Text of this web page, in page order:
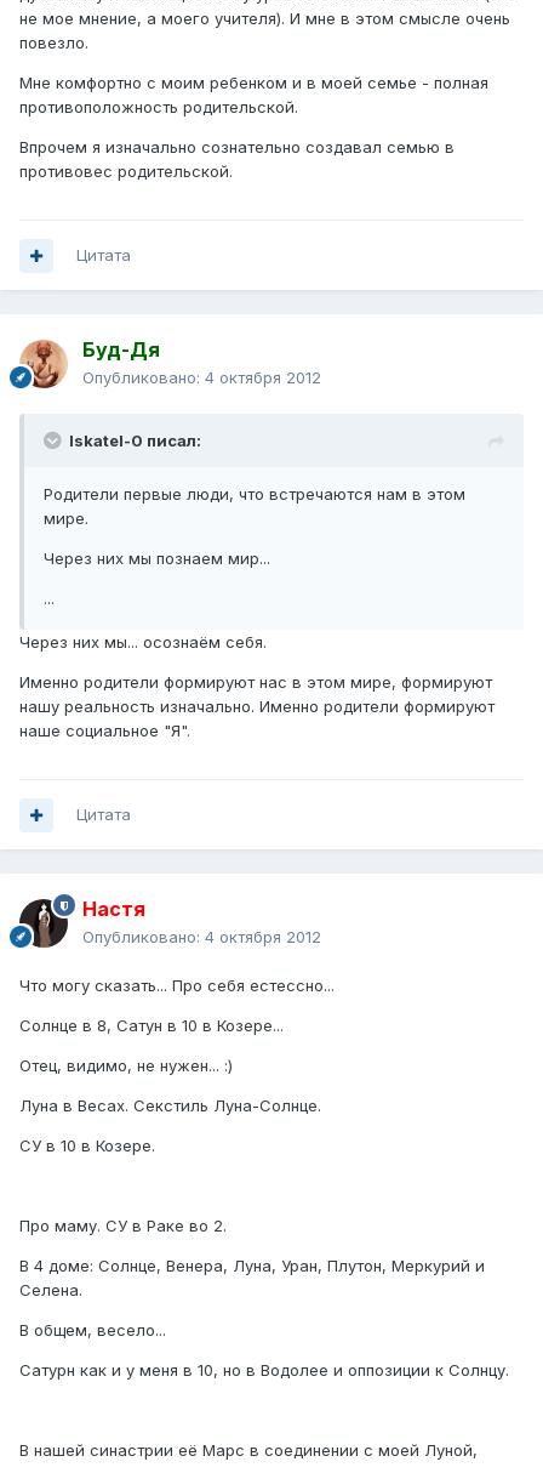
не мое мнение, а моего учителя). И мне в этом смысле очень
повезло.
Мне комфортно с моим ребенком и в моей семье - полная
противоположность родительской.
Впрочем я изначально сознательно создавал семью в
противовес родительской.
Цитата
Буд-Дя
Опубликовано: 4 октября 2012
Iskatel-0 писал:
Родители первые люди, что встречаются нам в этом
мире.
Через них мы познаем мир...
...
Через них мы... осознаём себя.
Именно родители формируют нас в этом мире, формируют
нашу реальность изначально. Именно родители формируют
наше социальное "Я".
Цитата
Настя
Опубликовано: 4 октября 2012
Что могу сказать... Про себя естессно...
Солнце в 8, Сатун в 10 в Козере...
Отец, видимо, не нужен... :)
Луна в Весах. Секстиль Луна-Солнце.
СУ в 10 в Козере.
Про маму. СУ в Раке во 2.
В 4 доме: Солнце, Венера, Луна, Уран, Плутон, Меркурий и
Селена.
В общем, весело...
Сатурн как и у меня в 10, но в Водолее и оппозиции к Солнцу.
В нашей синастрии её Марс в соединении с моей Луной,